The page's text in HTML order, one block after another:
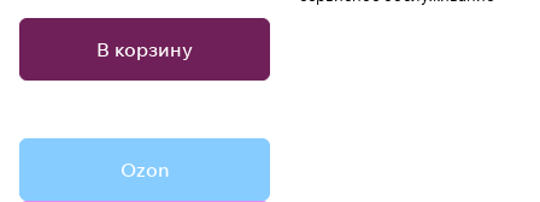
В корзину
Ozon